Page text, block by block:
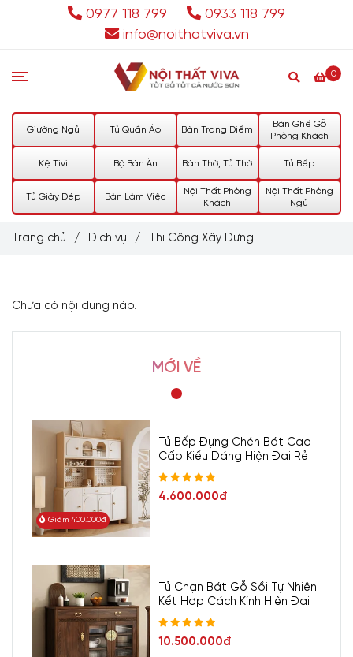
0977 118 799
0933 118 799
info@noithatviva.vn
0
Giường Ngủ Tủ Quần Áo Bàn Trang Điểm
Bàn Ghế Gỗ
Phòng Khách
Kệ Tivi Bộ Bàn Ăn Bàn Thờ, Tủ Thờ Tủ Bếp
Tủ Giày Dép Bàn Làm Việc
Nội Thất Phòng
Khách
Nội Thất Phòng
Ngủ
Trang chủ / Dịch vụ / Thi Công Xây Dựng
Chưa có nội dung nào.
MỚI VỀ
Giảm 400.000đ
Tủ Bếp Đựng Chén Bát Cao
Cấp Kiểu Dáng Hiện Đại Rẻ
4.600.000đ
Tủ Chạn Bát Gỗ Sồi Tự Nhiên
Kết Hợp Cách Kính Hiện Đại
10.500.000đ